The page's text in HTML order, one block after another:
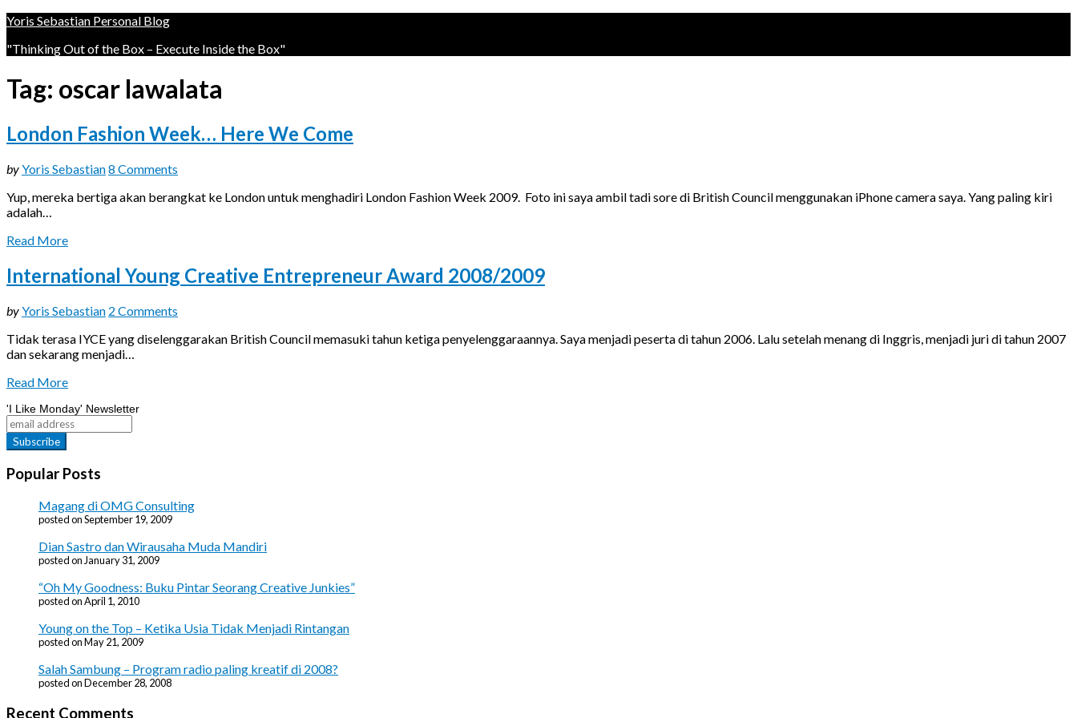
Yoris Sebastian Personal Blog
"Thinking Out of the Box – Execute Inside the Box"
Tag: oscar lawalata
London Fashion Week… Here We Come
byYoris Sebastianupdated
March
8 Comments
Yup, mereka bertiga akan berangkat ke London untuk menghadiri London Fashion Week 2009. Foto ini saya ambil tadi sore di British Council menggunakan iPhone camera saya. Yang paling kiri
adalah…
Read More
International Young Creative Entrepreneur Award 2008/2009
byYoris Sebastian updated
March
31,
2 Comments
Tidak terasa IYCE yang diselenggarakan British Council memasuki tahun ketiga penyelenggaraannya. Saya menjadi peserta di tahun 2006. Lalu setelah menang di Inggris, menjadi juri di tahun 2007
dan sekarang menjadi…
Read More
'I Like Monday' Newsletter
Popular Posts
Magang di OMG Consulting
posted on September 19, 2009
Dian Sastro dan Wirausaha Muda Mandiri
posted on January 31, 2009
“Oh My Goodness: Buku Pintar Seorang Creative Junkies”
posted on April 1, 2010
Young on the Top – Ketika Usia Tidak Menjadi Rintangan
posted on May 21, 2009
Salah Sambung – Program radio paling kreatif di 2008?
posted on December 28, 2008
Recent Comments